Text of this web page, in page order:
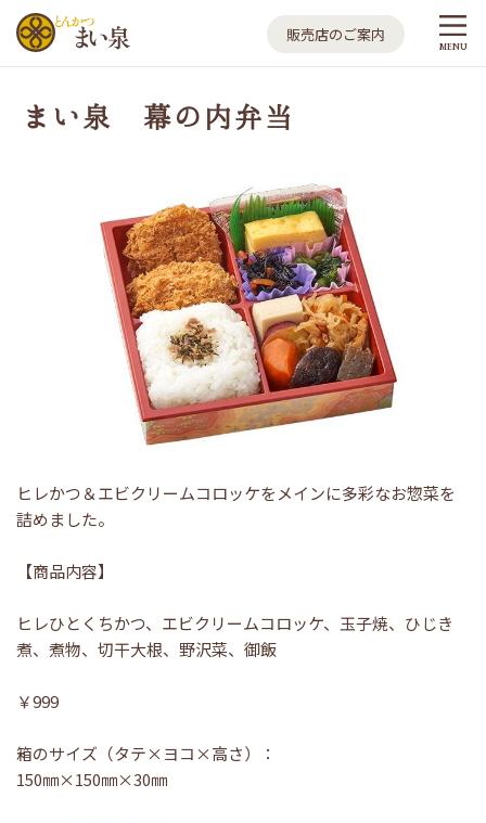
とんかつ まい泉
販売店のご案内
MENU
まい泉 幕の内弁当
ヒレかつ＆エビクリームコロッケをメインに多彩なお惣菜を
詰めました。
【商品内容】
ヒレひとくちかつ、エビクリームコロッケ、玉子焼、ひじき
煮、煮物、切干大根、野沢菜、御飯
￥999
箱のサイズ（タテ×ヨコ×高さ）：
150㎜×150㎜×30㎜